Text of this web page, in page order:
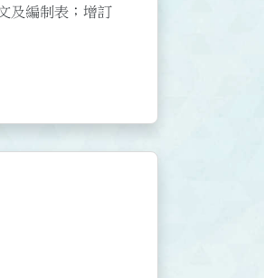
及編制表；增訂